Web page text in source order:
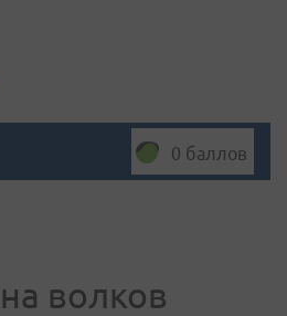
0 баллов
волков